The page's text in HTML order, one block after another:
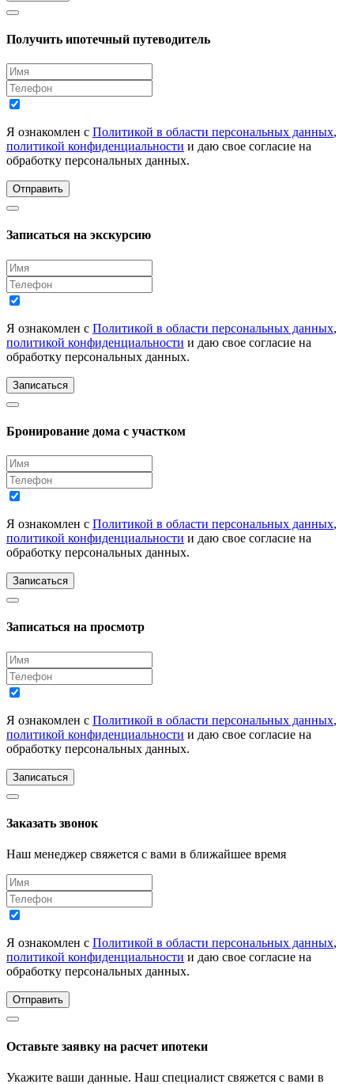
Получить ипотечный путеводитель
Я ознакомлен с Политикой в области персональных данных,
политикой конфиденциальности и даю свое согласие на
обработку персональных данных.
Отправить
Записаться на экскурсию
Я ознакомлен с Политикой в области персональных данных,
политикой конфиденциальности и даю свое согласие на
обработку персональных данных.
Записаться
Бронирование дома с участком
Я ознакомлен с Политикой в области персональных данных,
политикой конфиденциальности и даю свое согласие на
обработку персональных данных.
Записаться
Записаться на просмотр
Я ознакомлен с Политикой в области персональных данных,
политикой конфиденциальности и даю свое согласие на
обработку персональных данных.
Записаться
Заказать звонок
Наш менеджер свяжется с вами в ближайшее время
Я ознакомлен с Политикой в области персональных данных,
политикой конфиденциальности и даю свое согласие на
обработку персональных данных.
Отправить
Оставьте заявку на расчет ипотеки
Укажите ваши данные. Наш специалист свяжется с вами в